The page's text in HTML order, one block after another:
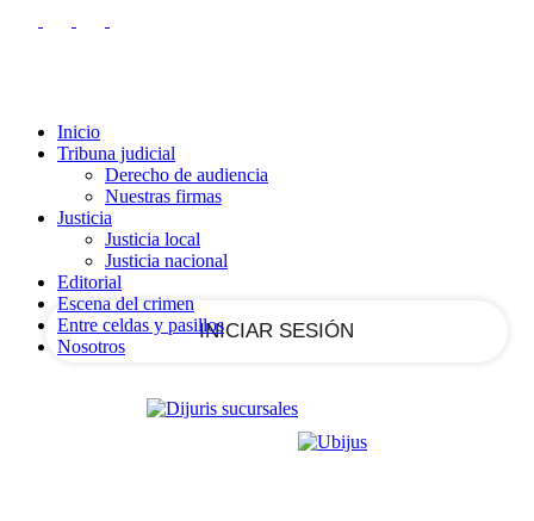
Inicio
Tribuna judicial
Derecho de audiencia
Nuestras firmas
Justicia
Justicia local
Justicia nacional
Editorial
Escena del crimen
Entre celdas y pasillos
Nosotros
tu contraseña